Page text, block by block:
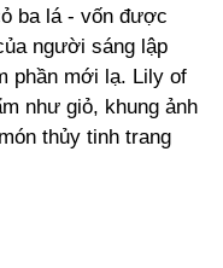
ba lá - vốn được
người sáng lập
phần mới lạ. Lily of
như giỏ, khung ảnh
thủy tinh trang